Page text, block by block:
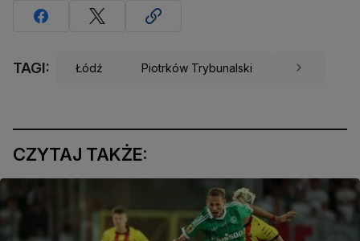
TAGI: Łódź Piotrków Trybunalski
CZYTAJ TAKŻE: